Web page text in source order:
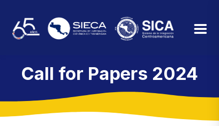
Call for Papers 2024